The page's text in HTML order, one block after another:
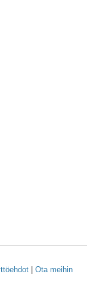
| Ota meihin